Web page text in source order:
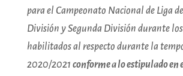
para el Campeonato Nacional de Liga
División y Segunda División durante
habilitados al respecto durante la
2020/2021 conforme a lo estipulado en